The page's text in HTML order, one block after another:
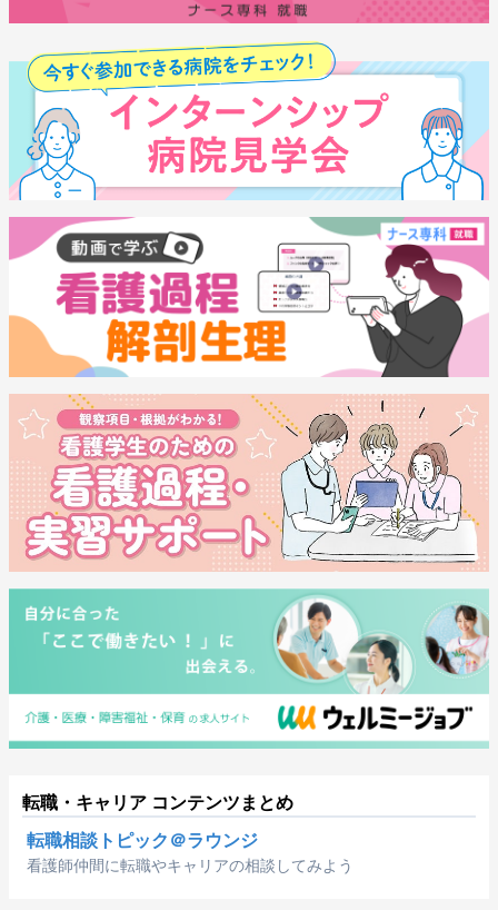
転職・キャリア コンテンツまとめ
転職相談トピック＠ラウンジ
看護師仲間に転職やキャリアの相談してみよう